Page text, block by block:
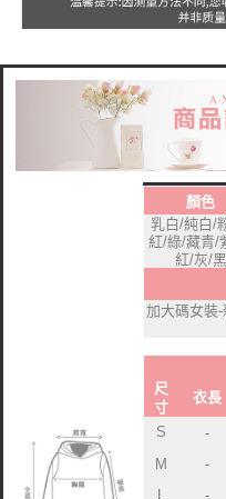
顏色
乳白/純白/
紅/綠/藏青/
紅/灰/黑
加大碼女裝
尺
寸
衣長
S -
M
-
-